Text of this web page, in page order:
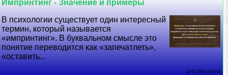
Импринтинг - Значение и примеры
В психологии существует один интересный
термин, который называется
«импринтинг». В буквальном смысле это
понятие переводится как «запечатлеть»,
«оставить...
12 07 2026 19:36:18